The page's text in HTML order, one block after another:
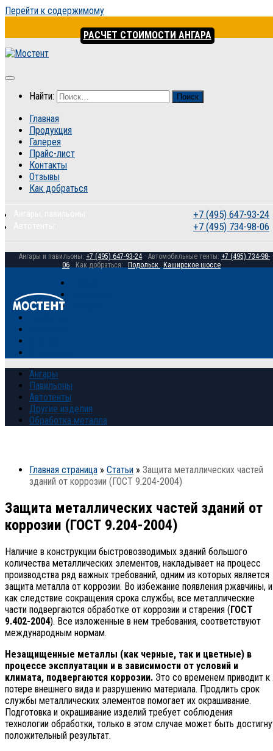
Перейти к содержимому
РАСЧЕТ СТОИМОСТИ АНГАРА
Найти:
Главная
Продукция
Галерея
Прайс-лист
Контакты
Отзывы
Как добраться
+7 (495) 647-93-24
+7 (495) 734-98-06
Ангары и павильоны: +7 (495) 647-93-24 Автомобильные тенты: +7 (495) 734-98-
06
Как добраться: Подольск Каширское шоссе
Ангары
Павильоны
Автотенты
Другие изделия
Обработка металла
Главная страница » Статьи » Защита металлических частей
зданий от коррозии (ГОСТ 9.204-2004)
Защита металлических частей зданий от
коррозии (ГОСТ 9.204-2004)
Наличие в конструкции быстровозводимых зданий большого
количества металлических элементов, накладывает на процесс
производства ряд важных требований, одним из которых является
защита металла от коррозии. Во избежание появления ржавчины, и
как следствие сокращения срока службы, все металлические
части подвергаются обработке от коррозии и старения (ГОСТ
9.402-2004). Все изложенные в нем требования, соответствуют
международным нормам.
Незащищенные металлы (как черные, так и цветные) в
процессе эксплуатации и в зависимости от условий и
климата, подвергаются коррозии. Это со временем приводит к
потере внешнего вида и разрушению материала. Продлить срок
службы металлических элементов помогает их окрашивание.
Подготовка и окрашивание изделий требует соблюдения
технологии обработки, только в этом случае может быть
положительный результат.